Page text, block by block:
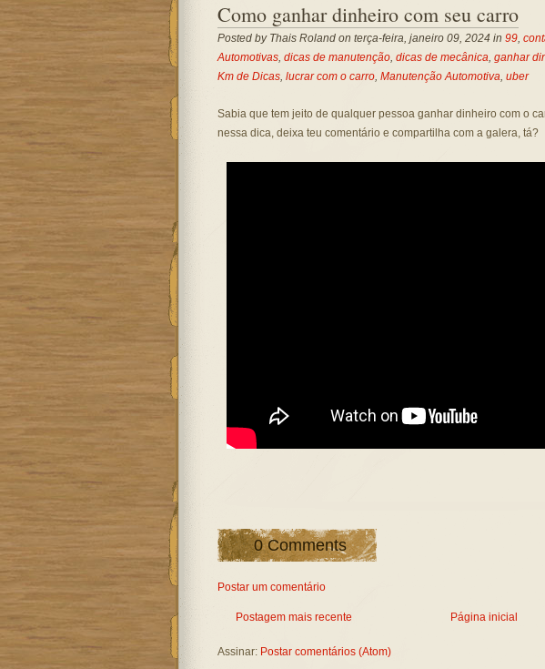
Como ganhar dinheiro com seu carro
Posted by Thais Rolandon terça-feira, janeiro 09, 2024 in 99,
Automotivas, dicas de manutenção, dicas de mecânica, ganhar
Km de Dicas, lucrar com o carro, Manutenção Automotiva, uber
Sabia que tem jeito de qualquer pessoa ganhar dinheiro com o
nessa dica, deixa teu comentário e compartilha com a galera, tá?
0 Comments
Postar um comentário
Postagem mais recente Página inicial
Assinar: Postar comentários (Atom)